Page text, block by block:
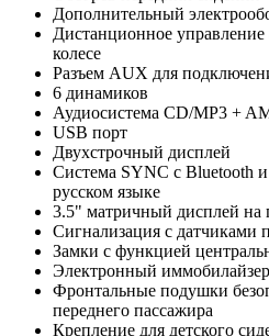
Дополнительный
Дистанционное
колесе
Разъем AUX для
6 динамиков
Аудиосистема CD/MP3 +
USB порт
Двухстрочный дисплей
Система SYNC c Bluetooth
русском языке
3.5" матричный дисплей на
Сигнализация с датчиками
Замки с функцией
Электронный иммобилайзер
Фронтальные подушки
переднего пассажира
Крепление для детского